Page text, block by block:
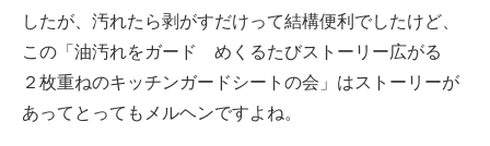
したが、汚れたら剥がすだけって結構便利でしたけど、
この「油汚れをガード めくるたびストーリー広がる
２枚重ねのキッチンガードシートの会」はストーリーが
あってとってもメルヘンですよね。